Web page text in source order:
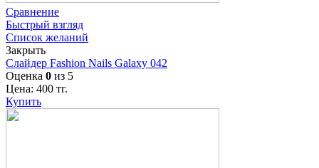
Сравнение
Быстрый взгляд
Список желаний
Закрыть
Слайдер Fashion Nails Galaxy 042
Оценка 0 из 5
Цена: 400 тг.
Купить